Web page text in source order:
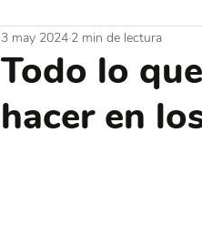
Todo lo
hacer en
3 may 2024 2 min de lectura